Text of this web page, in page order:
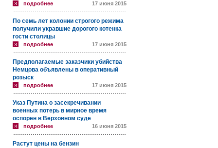
подробнее 17 июня 2015
По семь лет колонии строгого режима
получили укравшие дорогого котенка
гости столицы
подробнее 17 июня 2015
Предполагаемые заказчики убийства
Немцова объявлены в оперативный
розыск
подробнее 17 июня 2015
Указ Путина о засекречивании
военных потерь в мирное время
оспорен в Верховном суде
подробнее 16 июня 2015
Растут цены на бензин